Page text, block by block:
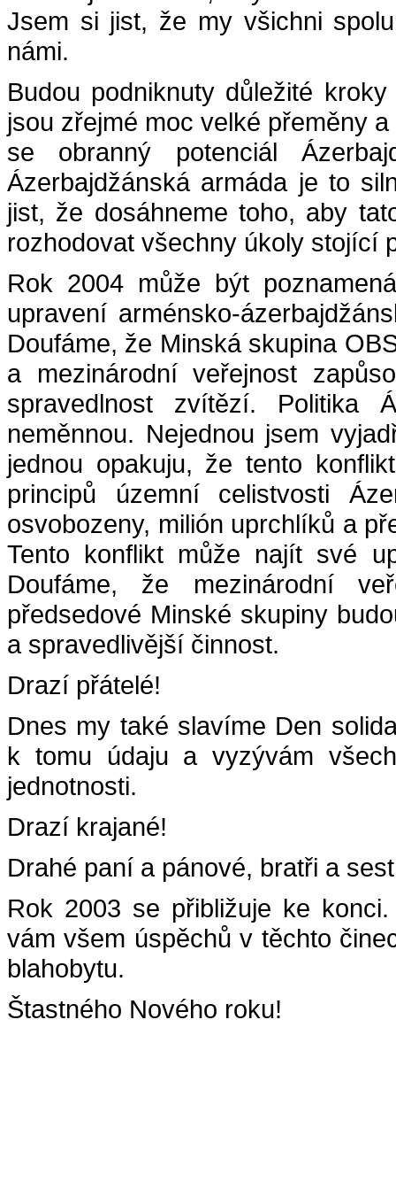
Jsem si jist, že my všichni
námi.
Budou podniknuty důležité
jsou zřejmé moc velké přeměny
se obranný potenciál
Ázerbajdžánská armáda je to
jist, že dosáhneme toho, aby
rozhodovat všechny úkoly stojící
Rok 2004 může být
upravení arménsko-
Doufáme, že Minská skupina
a mezinárodní veřejnost
spravedlnost zvítězí. Politika
neměnnou. Nejednou jsem
jednou opakuju, že tento
principů územní celistvosti
osvobozeny, milión uprchlíků a
Tento konflikt může najít své
Doufáme, že mezinárodní
předsedové Minské skupiny
a spravedlivější činnost.
Drazí přátelé!
Dnes my také slavíme Den
k tomu údaju a vyzývám
jednotnosti.
Drazí krajané!
Drahé paní a pánové, bratři a
Rok 2003 se přibližuje ke
vám všem úspěchů v těchto
blahobytu.
Štastného Nového roku!